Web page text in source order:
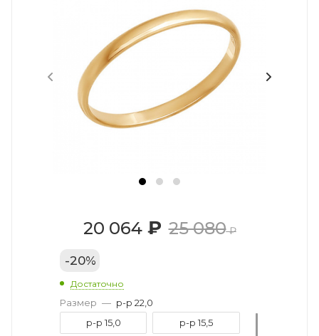
20 064₽ 25 080₽
-20%
Достаточно
Размер — р-р 22,0
р-р 15,0
р-р 15,5